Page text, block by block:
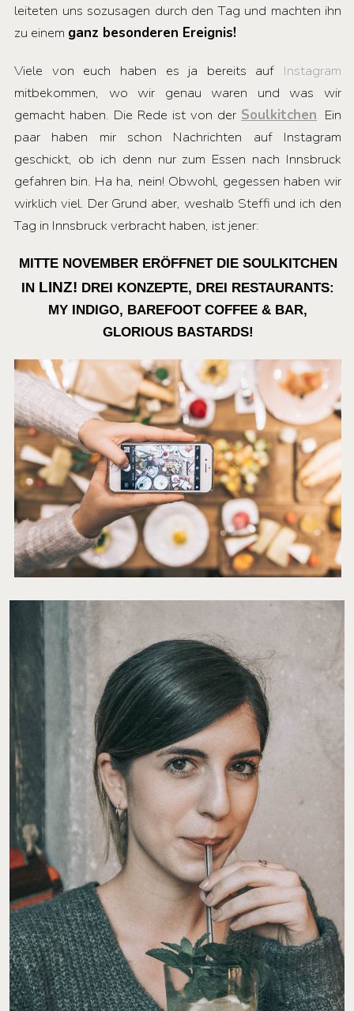
leiteten uns sozusagen durch den Tag und machten ihn
zu einem ganz besonderen Ereignis!
Viele von euch haben es ja bereits auf Instagram
mitbekommen, wo wir genau waren und was wir
gemacht haben. Die Rede ist von der Soulkitchen. Ein
paar haben mir schon Nachrichten auf Instagram
geschickt, ob ich denn nur zum Essen nach Innsbruck
gefahren bin. Ha ha, nein! Obwohl, gegessen haben wir
wirklich viel. Der Grund aber, weshalb Steffi und ich den
Tag in Innsbruck verbracht haben, ist jener:
MITTE NOVEMBER ERÖFFNET DIE SOULKITCHEN
IN LINZ! DREI KONZEPTE, DREI RESTAURANTS:
MY INDIGO, BAREFOOT COFFEE & BAR,
GLORIOUS BASTARDS!